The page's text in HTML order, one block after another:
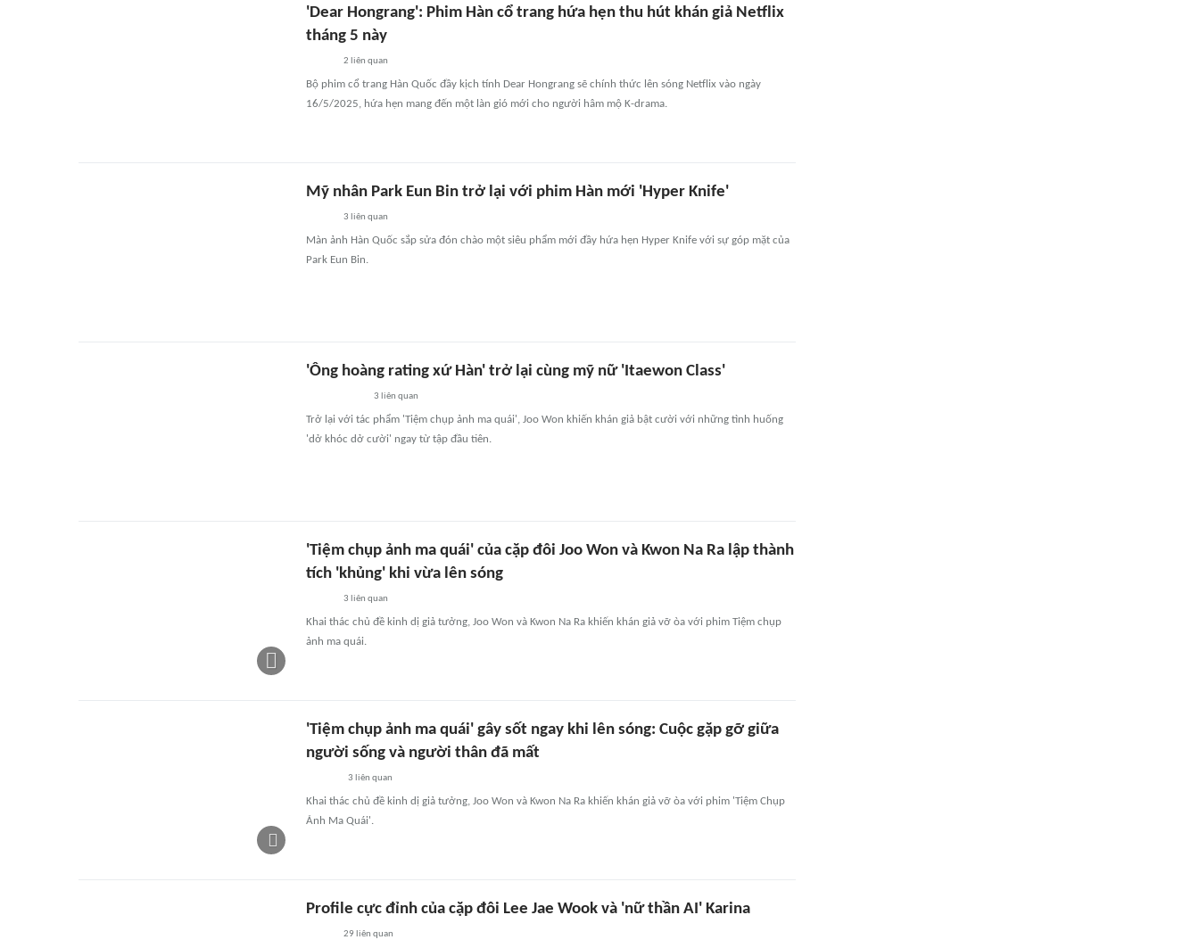
'Dear Hongrang': Phim Hàn cổ trang hứa hẹn thu hút khán giả Netflix
tháng 5 này
2 liên quan
Bộ phim cổ trang Hàn Quốc đầy kịch tính Dear Hongrang sẽ chính thức lên sóng Netflix vào ngày
16/5/2025, hứa hẹn mang đến một làn gió mới cho người hâm mộ K-drama.
Mỹ nhân Park Eun Bin trở lại với phim Hàn mới 'Hyper Knife'
3 liên quan
Màn ảnh Hàn Quốc sắp sửa đón chào một siêu phẩm mới đầy hứa hẹn Hyper Knife với sự góp mặt của
Park Eun Bin.
'Ông hoàng rating xứ Hàn' trở lại cùng mỹ nữ 'Itaewon Class'
3 liên quan
Trở lại với tác phẩm 'Tiệm chụp ảnh ma quái', Joo Won khiến khán giả bật cười với những tình huống
'dở khóc dở cười' ngay từ tập đầu tiên.
'Tiệm chụp ảnh ma quái' của cặp đôi Joo Won và Kwon Na Ra lập thành
tích 'khủng' khi vừa lên sóng
3 liên quan
Khai thác chủ đề kinh dị giả tưởng, Joo Won và Kwon Na Ra khiến khán giả vỡ òa với phim Tiệm chụp
ảnh ma quái.
'Tiệm chụp ảnh ma quái' gây sốt ngay khi lên sóng: Cuộc gặp gỡ giữa
người sống và người thân đã mất
3 liên quan
Khai thác chủ đề kinh dị giả tưởng, Joo Won và Kwon Na Ra khiến khán giả vỡ òa với phim 'Tiệm Chụp
Ảnh Ma Quái'.
Profile cực đỉnh của cặp đôi Lee Jae Wook và 'nữ thần AI' Karina
29 liên quan